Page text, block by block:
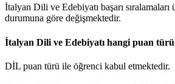
İtalyan Dili ve Edebiyatı başarı
durumuna göre değişmektedir.
İtalyan Dili ve Edebiyatı hangi puan türü
DİL puan türü ile öğrenci kabul etmektedir.